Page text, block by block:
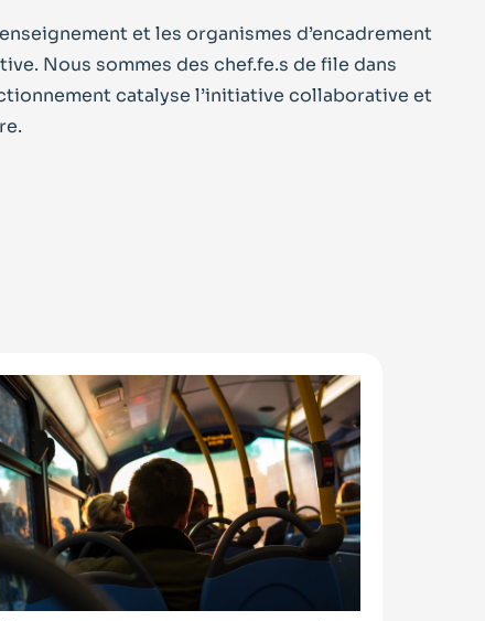
et les organismes d’encadrement
Nous sommes des chef.fe.s de file dans
catalyse l’initiative collaborative et